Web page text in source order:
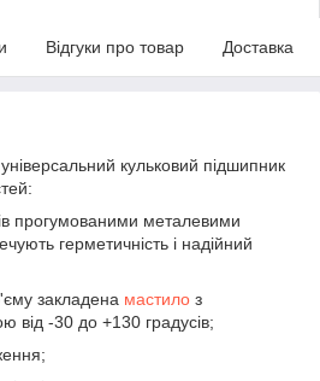
Відгуки про товар Доставка
кульковий підшипник
прогумованими металевими
герметичність і надійний
закладена мастило з
від -30 до +130 градусів;